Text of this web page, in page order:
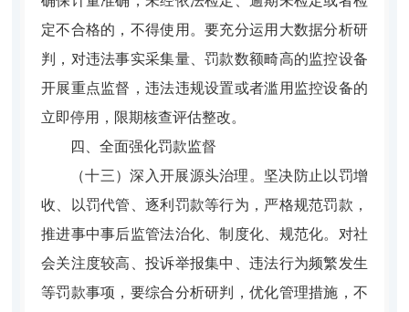
定不合格的，不得使用。要充分运用大数据分析研
判，对违法事实采集量、罚款数额畸高的监控设备
开展重点监督，违法违规设置或者滥用监控设备的
立即停用，限期核查评估整改。
四、全面强化罚款监督
（十三）深入开展源头治理。 坚决防止以罚增
收、以罚代管、逐利罚款等行为，严格规范罚款，
推进事中事后监管法治化、制度化、规范化。对社
会关注度较高、投诉举报集中、违法行为频繁发生
等罚款事项，要综合分析研判，优化管理措施，不